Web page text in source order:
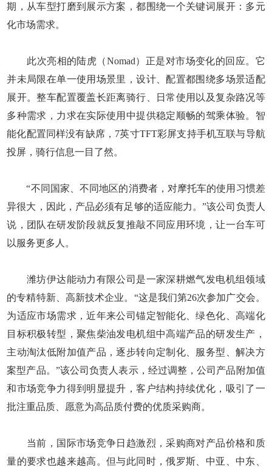
期，从车型打磨到展示方案，都围绕一个关键词展开：多元
化市场需求。
此次亮相的陆虎（Nomad）正是对市场变化的回应。它
并未局限在单一使用场景里，设计、配置都围绕多场景适配
展开。整车配置覆盖长距离骑行、日常使用以及复杂路况等
多种需求，力求在实际使用中提供稳定顺畅的驾乘体验。智
能化配置同样没有缺席，7英寸TFT彩屏支持手机互联与导航
投屏，骑行信息一目了然。
“不同国家、不同地区的消费者，对摩托车的使用习惯差
异很大，因此，产品必须有足够的适应能力。”该公司负责人
说，团队在研发阶段就反复推敲不同应用环境，让一台车可
以服务更多人。
潍坊伊达能动力有限公司是一家深耕燃气发电机组领域
的专精特新、高新技术企业。“这是我们第26次参加广交会。
为适应市场需求，近年来公司锚定智能化、绿色化、高端化
目标积极转型，聚焦柴油发电机组中高端产品的研发生产，
主动淘汰低附加值产品，逐步转向定制化、服务型、解决方
案型产品。”该公司负责人表示，经过调整，公司产品附加值
和市场竞争力得到明显提升，客户结构持续优化，吸引了一
批注重品质、愿意为高品质付费的优质采购商。
当前，国际市场竞争日趋激烈，采购商对产品价格和质
量的要求也越来越高。但与此同时，俄罗斯、中亚、中东、